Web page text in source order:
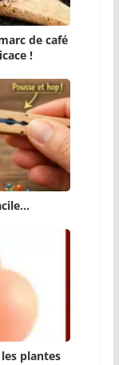
de café
!
plantes